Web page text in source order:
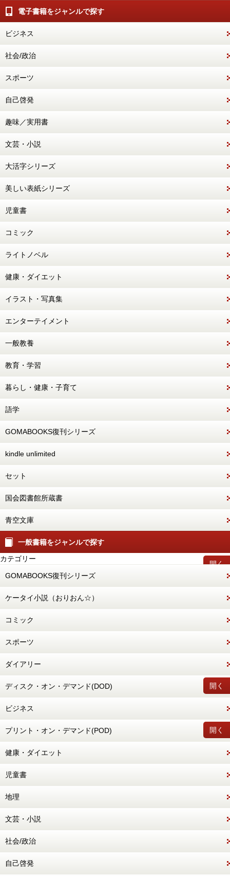
電子書籍をジャンルで探す
ビジネス
社会/政治
スポーツ
自己啓発
趣味／実用書
文芸・小説
大活字シリーズ
美しい表紙シリーズ
児童書
コミック
ライトノベル
健康・ダイエット
イラスト・写真集
エンターテイメント
一般教養
教育・学習
暮らし・健康・子育て
語学
GOMABOOKS復刊シリーズ
kindle unlimited
セット
国会図書館所蔵書
青空文庫
一般書籍をジャンルで探す
開く
カテゴリー
GOMABOOKS復刊シリーズ
ケータイ小説（おりおん☆）
コミック
スポーツ
ダイアリー
開く
ディスク・オン・デマンド(DOD)
ビジネス
開く
プリント・オン・デマンド(POD)
健康・ダイエット
児童書
地理
文芸・小説
社会/政治
自己啓発